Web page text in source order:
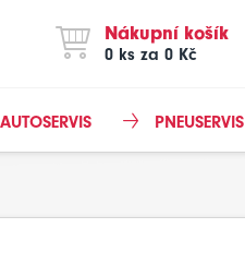
Nákupní košík
0 ks za 0 Kč
PNEUSERVIS
AUTOSERVIS